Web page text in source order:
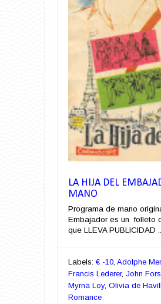
LA HIJA DEL
MANO
Programa de mano
Embajador es un folleto
que LLEVA PUBLICIDAD ...
Labels: € -10, Adolphe
Francis Lederer, John
Myrna Loy, Olivia de
Romance